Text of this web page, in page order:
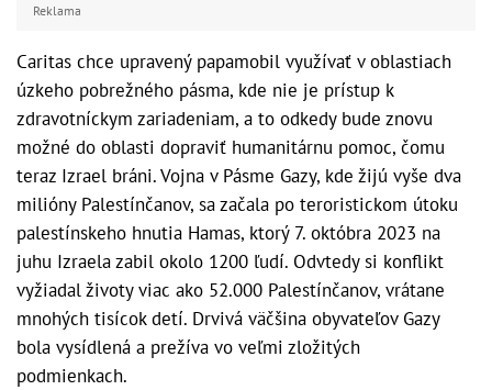
Reklama
Caritas chce upravený papamobil využívať v oblastiach
úzkeho pobrežného pásma, kde nie je prístup k
zdravotníckym zariadeniam, a to odkedy bude znovu
možné do oblasti dopraviť humanitárnu pomoc, čomu
teraz Izrael bráni. Vojna v Pásme Gazy, kde žijú vyše dva
milióny Palestínčanov, sa začala po teroristickom útoku
palestínskeho hnutia Hamas, ktorý 7. októbra 2023 na
juhu Izraela zabil okolo 1200 ľudí. Odvtedy si konflikt
vyžiadal životy viac ako 52.000 Palestínčanov, vrátane
mnohých tisícok detí. Drvivá väčšina obyvateľov Gazy
bola vysídlená a prežíva vo veľmi zložitých
podmienkach.